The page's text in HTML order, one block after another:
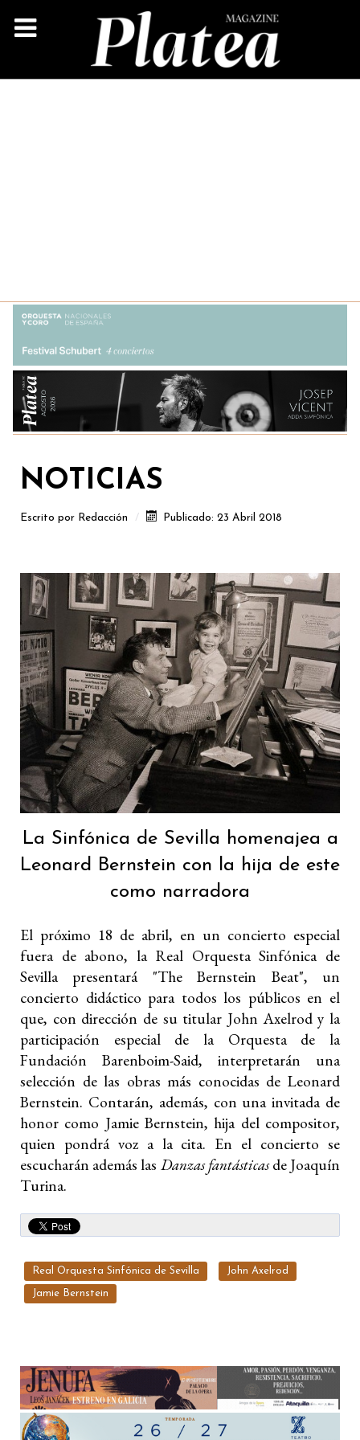
NOTICIAS
Escrito por Redacción Publicado: 23 Abril 2018
La Sinfónica de Sevilla homenajea a
Leonard Bernstein con la hija de este
como narradora
El próximo 18 de abril, en un concierto especial
fuera de abono, la Real Orquesta Sinfónica de
Sevilla presentará "The Bernstein Beat", un
concierto didáctico para todos los públicos en el
que, con dirección de su titular John Axelrod y la
participación especial de la Orquesta de la
Fundación Barenboim-Said, interpretarán una
selección de las obras más conocidas de Leonard
Bernstein. Contarán, además, con una invitada de
honor como Jamie Bernstein, hija del compositor,
quien pondrá voz a la cita. En el concierto se
escucharán además las Danzas fantásticasde Joaquín
Turina.
Real Orquesta Sinfónica de Sevilla John Axelrod
Jamie Bernstein